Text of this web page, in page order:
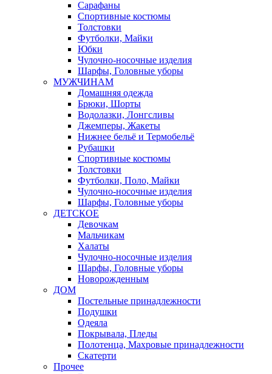
Сарафаны
Спортивные костюмы
Толстовки
Футболки, Майки
Юбки
Чулочно-носочные изделия
Шарфы, Головные уборы
МУЖЧИНАМ
Домашняя одежда
Брюки, Шорты
Водолазки, Лонгсливы
Джемперы, Жакеты
Нижнее бельё и Термобельё
Рубашки
Спортивные костюмы
Толстовки
Футболки, Поло, Майки
Чулочно-носочные изделия
Шарфы, Головные уборы
ДЕТСКОЕ
Девочкам
Мальчикам
Халаты
Чулочно-носочные изделия
Шарфы, Головные уборы
Новорожденным
ДОМ
Постельные принадлежности
Подушки
Одеяла
Покрывала, Пледы
Полотенца, Махровые принадлежности
Скатерти
Прочее